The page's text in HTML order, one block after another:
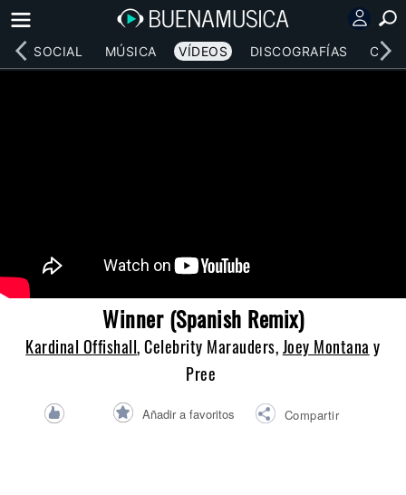
RED SOCIAL MÚSICA VÍDEOS DISCOGRAFÍAS
Winner (Spanish Remix)
Kardinal Offishall, Celebrity Marauders,Joey Montana y
Pree
Añadir a favoritos Compartir